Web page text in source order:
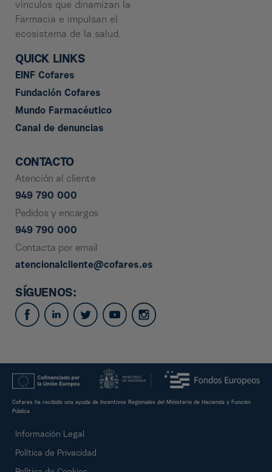
vínculos que dinamizan la
Farmacia e impulsan el
ecosistema de la salud.
QUICK LINKS
EINF Cofares
Fundación Cofares
Mundo Farmacéutico
Canal de denuncias
CONTACTO
Atención al cliente
949 790 000
Pedidos y encargos
949 790 000
Contacta por email
atencionalcliente@cofares.es
SÍGUENOS:
Cofares ha recibido una ayuda de Incentivos Regionales del Ministerio de Hacienda y Función
Pública
Información Legal
Política de Privacidad